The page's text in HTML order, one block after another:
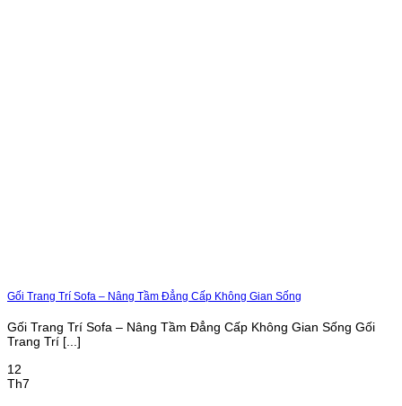
Gối Trang Trí Sofa – Nâng Tầm Đẳng Cấp Không Gian Sống
Gối Trang Trí Sofa – Nâng Tầm Đẳng Cấp Không Gian Sống Gối
Trang Trí [...]
12
Th7